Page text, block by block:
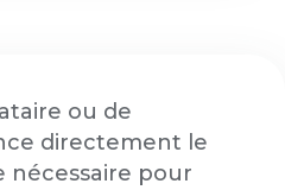
ou de
directement le
pour